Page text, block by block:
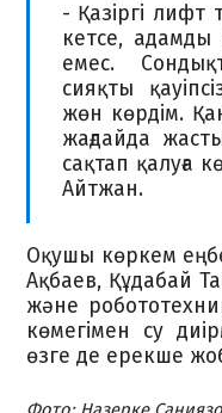
- Қазіргі лифт
кетсе,
емес.
сияқты
жөн көрдім.
жағдайда
сақтап қалуға
Айтжан.
Оқушы көркем
Ақбаев, Құдабай
және
көмегімен су
өзге де ерекше
Фото: Назерке